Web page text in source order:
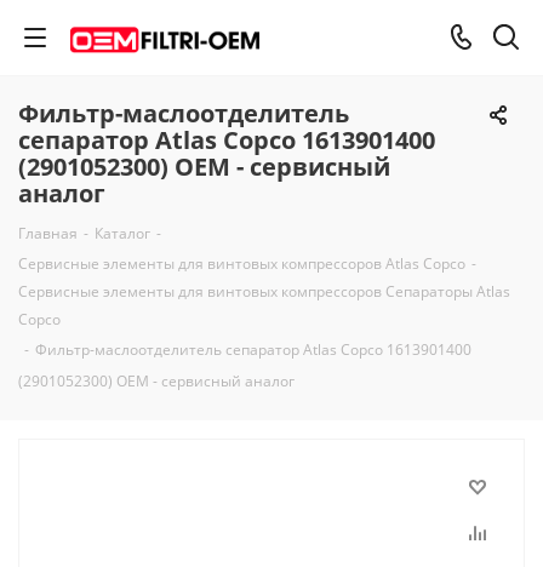
Фильтр-маслоотделитель
сепаратор Atlas Copco 1613901400
(2901052300) OEM - сервисный
аналог
Главная - Каталог -
Сервисные элементы для винтовых компрессоров Atlas Copco -
Сервисные элементы для винтовых компрессоров Сепараторы Atlas
Copco
- Фильтр-маслоотделитель сепаратор Atlas Copco 1613901400
(2901052300) OEM - сервисный аналог